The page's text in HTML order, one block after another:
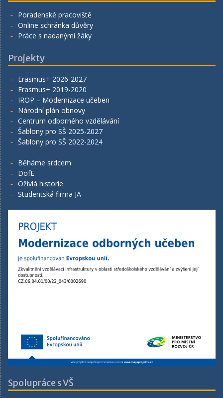
Poradenské pracoviště
Online schránka důvěry
Práce s nadanými žáky
Projekty
Erasmus+ 2026-2027
Erasmus+ 2019-2020
IROP – Modernizace učeben
Národní plán obnovy
Centrum odborného vzdělávání
Šablony pro SŠ 2025-2027
Šablony pro SŠ 2022-2024
Běháme srdcem
DofE
Oživlá historie
Studentská firma JA
Spolupráce s VŠ